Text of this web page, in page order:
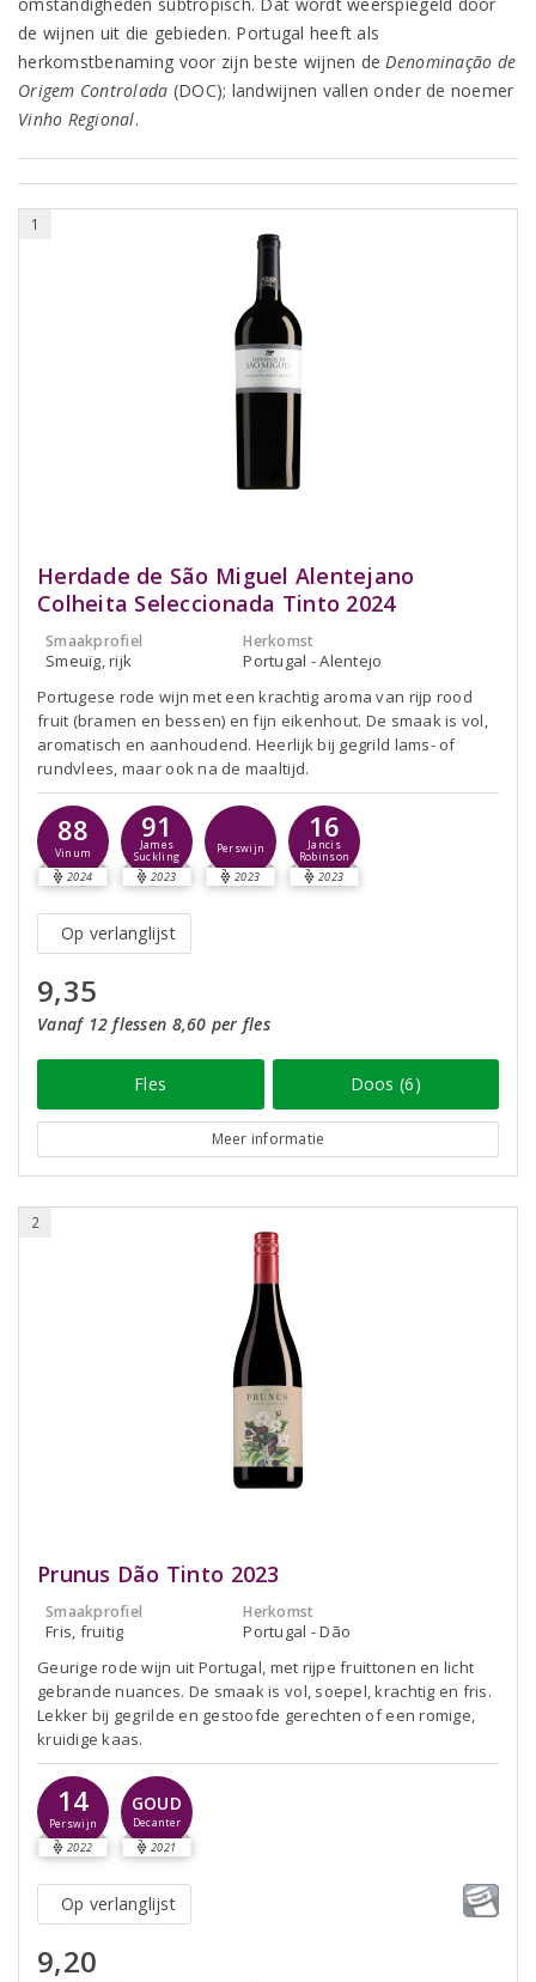
de wijnen uit die gebieden. Portugal heeft als
herkomstbenaming voor zijn beste wijnen deDenominação de
Origem Controlada (DOC); landwijnen vallen onder de noemer
Vinho Regional.
1
Herdade de São Miguel Alentejano
Colheita Seleccionada Tinto 2024
Smaakprofiel
Smeuïg, rijk
Herkomst
Portugal - Alentejo
Portugese rode wijn met een krachtig aroma van rijp rood
fruit (bramen en bessen) en fijn eikenhout. De smaak is vol,
aromatisch en aanhoudend. Heerlijk bij gegrild lams- of
rundvlees, maar ook na de maaltijd.
88
Vinum
2024
91
James
Suckling
2023
Perswijn
2023
16
Jancis
Robinson
2023
Op verlanglijst
9,35
Vanaf 12 flessen 8,60 per fles
Fles Doos (6)
Meer informatie
2
Prunus Dão Tinto 2023
Smaakprofiel
Fris, fruitig
Herkomst
Portugal - Dão
Geurige rode wijn uit Portugal, met rijpe fruittonen en licht
gebrande nuances. De smaak is vol, soepel, krachtig en fris.
Lekker bij gegrilde en gestoofde gerechten of een romige,
kruidige kaas.
14
Perswijn
2022
GOUD
Decanter
2021
Op verlanglijst
9,20